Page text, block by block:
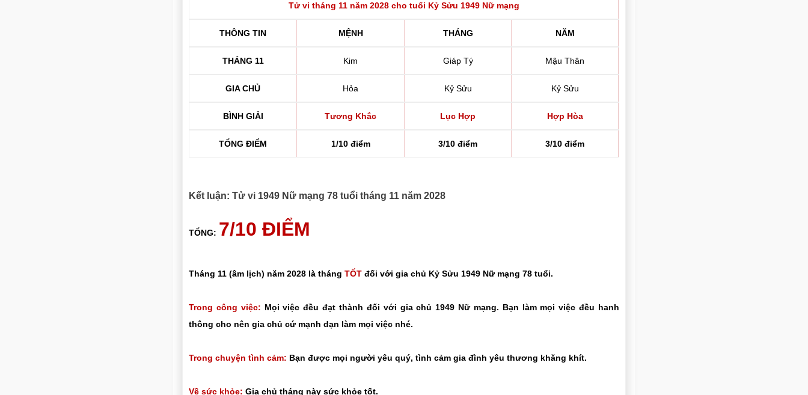
Tử vi tháng 11 năm 2028 cho tuổi Kỷ Sửu 1949 Nữ mạng
THÔNG TIN MỆNH THÁNG NĂM
THÁNG 11 Kim Giáp Tý Mậu Thân
GIA CHỦ Hỏa Kỷ Sửu Kỷ Sửu
BÌNH GIẢI Tương Khắc Lục Hợp Hợp Hòa
TỔNG ĐIỂM 1/10 điểm 3/10 điểm 3/10 điểm
Kết luận: Tử vi 1949 Nữ mạng 78 tuổi tháng 11 năm 2028
TỔNG: 7/10 ĐIỂM
Tháng 11 (âm lịch) năm 2028 là tháng TỐT đối với gia chủ Kỷ Sửu 1949 Nữ mạng 78 tuổi.
Trong công việc: Mọi việc đều đạt thành đối với gia chủ 1949 Nữ mạng. Bạn làm mọi việc đều hanh
thông cho nên gia chủ cứ mạnh dạn làm mọi việc nhé.
Trong chuyện tình cảm: Bạn được mọi người yêu quý, tình cảm gia đình yêu thương khăng khít.
Về sức khỏe: Gia chủ tháng này sức khỏe tốt.